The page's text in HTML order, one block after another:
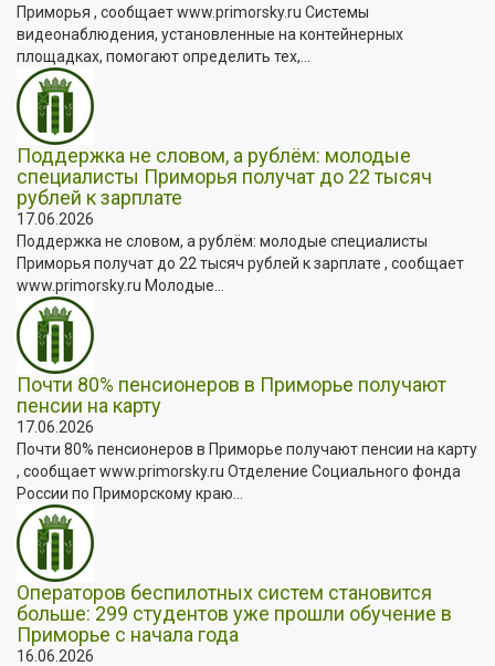
Приморья , сообщает www.primorsky.ru Системы
видеонаблюдения, установленные на контейнерных
площадках, помогают определить тех,...
Поддержка не словом, а рублём: молодые
специалисты Приморья получат до 22 тысяч
рублей к зарплате
17.06.2026
Поддержка не словом, а рублём: молодые специалисты
Приморья получат до 22 тысяч рублей к зарплате , сообщает
www.primorsky.ru Молодые...
Почти 80% пенсионеров в Приморье получают
пенсии на карту
17.06.2026
Почти 80% пенсионеров в Приморье получают пенсии на карту
, сообщает www.primorsky.ru Отделение Социального фонда
России по Приморскому краю...
Операторов беспилотных систем становится
больше: 299 студентов уже прошли обучение в
Приморье с начала года
16.06.2026